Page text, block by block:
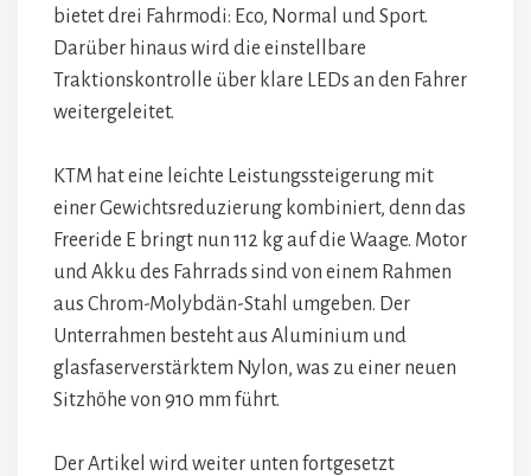
bietet drei Fahrmodi: Eco, Normal und Sport.
Darüber hinaus wird die einstellbare
Traktionskontrolle über klare LEDs an den Fahrer
weitergeleitet.
KTM hat eine leichte Leistungssteigerung mit
einer Gewichtsreduzierung kombiniert, denn das
Freeride E bringt nun 112 kg auf die Waage. Motor
und Akku des Fahrrads sind von einem Rahmen
aus Chrom-Molybdän-Stahl umgeben. Der
Unterrahmen besteht aus Aluminium und
glasfaserverstärktem Nylon, was zu einer neuen
Sitzhöhe von 910 mm führt.
Der Artikel wird weiter unten fortgesetzt